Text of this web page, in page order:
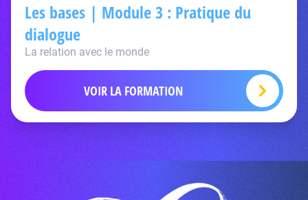
Les bases | Module 3 : Pratique du
dialogue
La relation avec le monde
VOIR LA FORMATION